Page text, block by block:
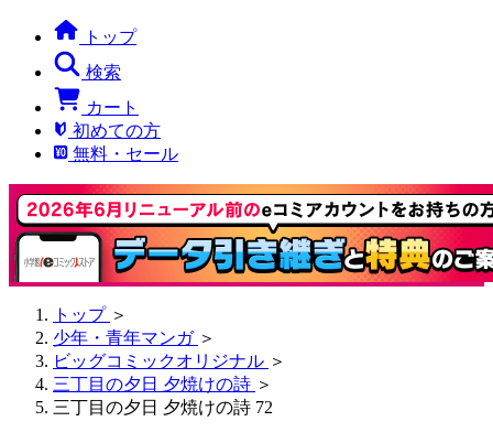
トップ
検索
カート
初めての方
無料・セール
トップ ＞
少年・青年マンガ ＞
ビッグコミックオリジナル ＞
三丁目の夕日 夕焼けの詩 ＞
三丁目の夕日 夕焼けの詩 72